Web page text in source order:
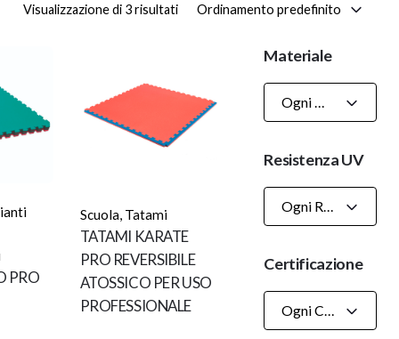
Visualizzazione di 3 risultati Ordinamento predefinito
PRO
Scuola, Tatami
TATAMI KARATE
PRO REVERSIBILE
ATOSSICO PER USO
PROFESSIONALE
Materiale
Ogni Materiale
Resistenza UV
Ogni Resistenza UV
Certificazione
Ogni Certificazioni